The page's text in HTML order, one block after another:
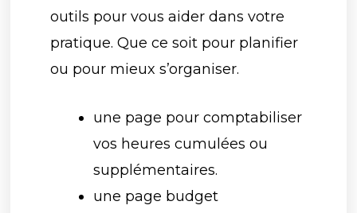
outils pour vous aider dans votre
pratique. Que ce soit pour planifier
ou pour mieux s’organiser.
une page pour comptabiliser
vos heures cumulées ou
supplémentaires.
une page budget